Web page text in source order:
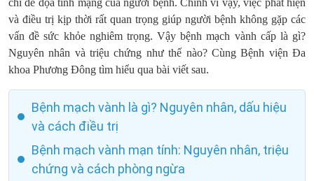
chí đe dọa tính mạng của người bệnh. Chính vì vậy, việc phát hiện
và điều trị kịp thời rất quan trọng giúp người bệnh không gặp các
vấn đề sức khỏe nghiêm trọng. Vậy bệnh mạch vành cấp là gì?
Nguyên nhân và triệu chứng như thế nào? Cùng Bệnh viện Đa
khoa Phương Đông tìm hiểu qua bài viết sau.
Bệnh mạch vành là gì? Nguyên nhân, dấu hiệu
và cách điều trị
Bệnh mạch vành mạn tính: Nguyên nhân, triệu
chứng và cách phòng ngừa